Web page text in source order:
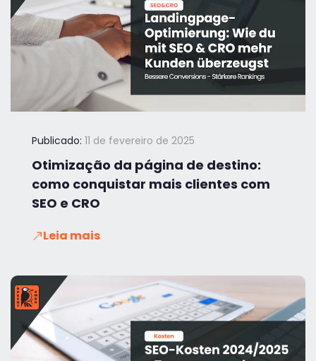
Publicado: 11 de fevereiro de 2025
Otimização da página de destino:
como conquistar mais clientes com
SEO e CRO
Leia mais